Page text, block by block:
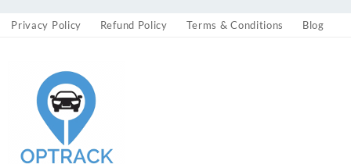
Privacy Policy Refund Policy Terms & Conditions Blog